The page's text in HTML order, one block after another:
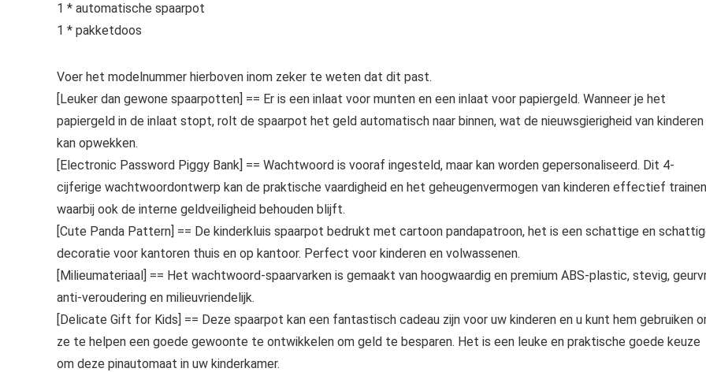
1 * automatische spaarpot
1 * pakketdoos
Voer het modelnummer hierboven inom zeker te weten dat dit past.
[Leuker dan gewone spaarpotten] == Er is een inlaat voor munten en een inlaat voor papiergeld. Wanneer je het
papiergeld in de inlaat stopt, rolt de spaarpot het geld automatisch naar binnen, wat de nieuwsgierigheid van kinderen
kan opwekken.
[Electronic Password Piggy Bank] == Wachtwoord is vooraf ingesteld, maar kan worden gepersonaliseerd. Dit 4-
cijferige wachtwoordontwerp kan de praktische vaardigheid en het geheugenvermogen van kinderen effectief
waarbij ook de interne geldveiligheid behouden blijft.
[Cute Panda Pattern] == De kinderkluis spaarpot bedrukt met cartoon pandapatroon, het is een schattige en
decoratie voor kantoren thuis en op kantoor. Perfect voor kinderen en volwassenen.
[Milieumateriaal] == Het wachtwoord-spaarvarken is gemaakt van hoogwaardig en premium ABS-plastic, stevig,
anti-veroudering en milieuvriendelijk.
[Delicate Gift for Kids] == Deze spaarpot kan een fantastisch cadeau zijn voor uw kinderen en u kunt hem gebruiken
ze te helpen een goede gewoonte te ontwikkelen om geld te besparen. Het is een leuke en praktische goede keuze
om deze pinautomaat in uw kinderkamer.